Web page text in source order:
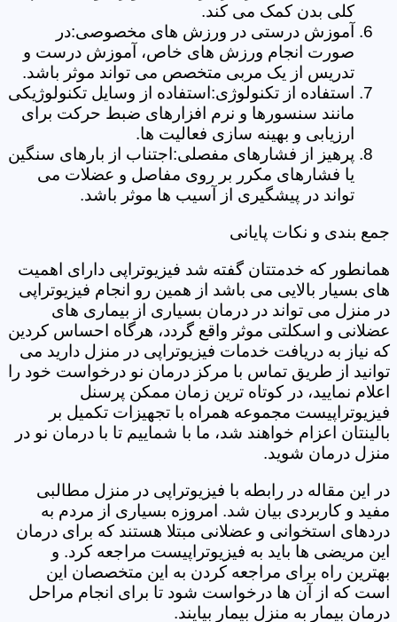
کلی بدن کمک می کند.
آموزش درستی در ورزش های مخصوصی:در
صورت انجام ورزش های خاص، آموزش درست و
تدریس از یک مربی متخصص می تواند موثر باشد.
استفاده از تکنولوژی:استفاده از وسایل تکنولوژیکی
مانند سنسورها و نرم افزارهای ضبط حرکت برای
ارزیابی و بهینه سازی فعالیت ها.
پرهیز از فشارهای مفصلی:اجتناب از بارهای سنگین
یا فشارهای مکرر بر روی مفاصل و عضلات می
تواند در پیشگیری از آسیب ها موثر باشد.
جمع بندی و نکات پایانی
همانطور که خدمتتان گفته شد فیزیوتراپی دارای اهمیت
های بسیار بالایی می باشد از همین رو انجام فیزیوتراپی
در منزل می تواند در درمان بسیاری از بیماری های
عضلانی و اسکلتی موثر واقع گردد، هرگاه احساس کردین
که نیاز به دریافت خدمات فیزیوتراپی در منزل دارید می
توانید از طریق تماس با مرکز درمان نو درخواست خود را
اعلام نمایید، در کوتاه ترین زمان ممکن پرسنل
فیزیوتراپیست مجموعه همراه با تجهیزات تکمیل بر
بالینتان اعزام خواهند شد، ما با شماییم تا با درمان نو در
منزل درمان شوید.
در این مقاله در رابطه با فیزیوتراپی در منزل مطالبی
مفید و کاربردی بیان شد. امروزه بسیاری از مردم به
دردهای استخوانی و عضلانی مبتلا هستند که برای درمان
این مریضی ها باید به فیزیوتراپیست مراجعه کرد. و
بهترین راه برای مراجعه کردن به این متخصصان این
است که از آن ها درخواست شود تا برای انجام مراحل
درمان بیمار به منزل بیمار بیایند.